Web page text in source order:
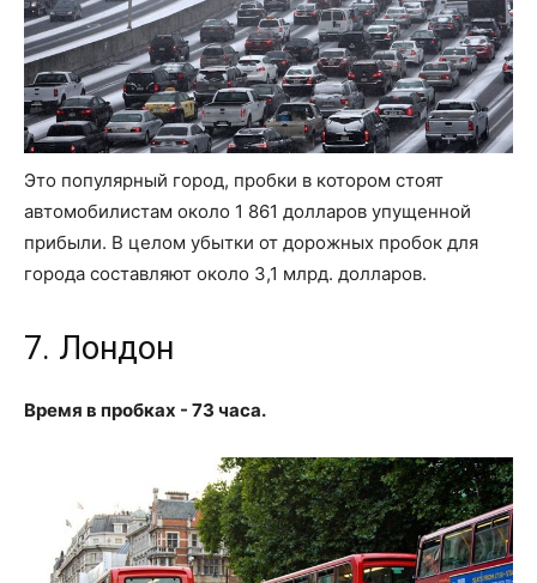
Это популярный город, пробки в котором стоят
автомобилистам около 1 861 долларов упущенной
прибыли. В целом убытки от дорожных пробок для
города составляют около 3,1 млрд. долларов.
7. Лондон
Время в пробках - 73 часа.